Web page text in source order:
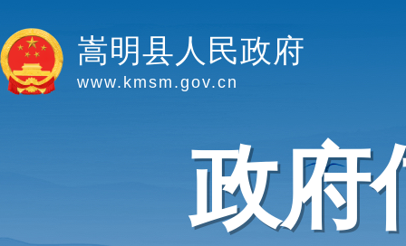
嵩明县人民政府
www.kmsm.gov.cn
政府